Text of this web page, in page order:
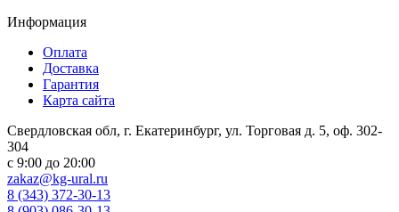
Информация
Оплата
Доставка
Гарантия
Карта сайта
Свердловская обл, г. Екатеринбург, ул. Торговая д. 5, оф. 302-
304
c 9:00 до 20:00
zakaz@kg-ural.ru
8 (343) 372-30-13